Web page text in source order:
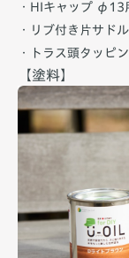
・HIキャップ φ13
・リブ付き片サド
・トラス頭タッピ
【塗料】